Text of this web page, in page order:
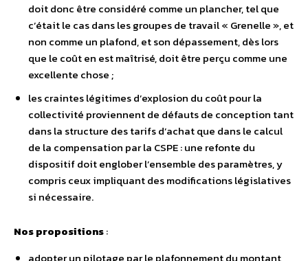
doit donc être considéré comme un plancher, tel que
c’était le cas dans les groupes de travail « Grenelle », et
non comme un plafond, et son dépassement, dès lors
que le coût en est maîtrisé, doit être perçu comme une
excellente chose ;
les craintes légitimes d’explosion du coût pour la
collectivité proviennent de défauts de conception tant
dans la structure des tarifs d’achat que dans le calcul
de la compensation par la CSPE : une refonte du
dispositif doit englober l’ensemble des paramètres, y
compris ceux impliquant des modifications législatives
si nécessaire.
Nos propositions: